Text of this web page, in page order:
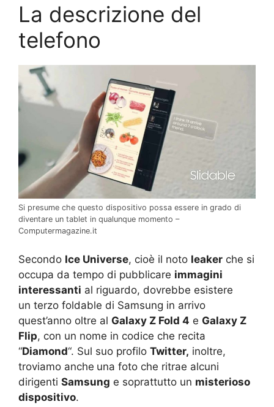
La descrizione del
telefono
Si presume che questo dispositivo possa essere in grado di
diventare un tablet in qualunque momento –
Computermagazine.it
Secondo Ice Universe, cioè il noto leaker che si
occupa da tempo di pubblicare immagini
interessanti al riguardo, dovrebbe esistere
un terzo foldable di Samsung in arrivo
quest’anno oltre al Galaxy Z Fold 4 e Galaxy Z
Flip, con un nome in codice che recita
“Diamond“. Sul suo profilo Twitter, inoltre,
troviamo anche una foto che ritrae alcuni
dirigenti Samsung e soprattutto un misterioso
dispositivo.